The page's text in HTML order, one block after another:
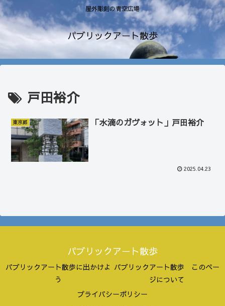
屋外彫刻の青空広場
パブリックアート散歩
戸田裕介
東京都 「水滴のガヴォット」戸田裕介
2025.04.23
パブリックアート散歩
パブリックアート散歩に出かけよ
う
パブリックアート散歩 このペー
ジについて
プライバシーポリシー